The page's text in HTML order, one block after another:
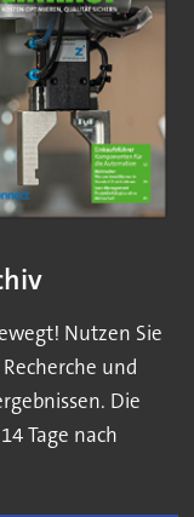
Nutzen Sie
und
Die
Tage nach